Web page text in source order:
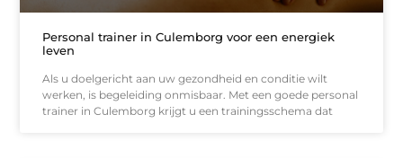
Personal trainer in Culemborg voor een energiek
leven
Als u doelgericht aan uw gezondheid en conditie wilt
werken, is begeleiding onmisbaar. Met een goede personal
trainer in Culemborg krijgt u een trainingsschema dat